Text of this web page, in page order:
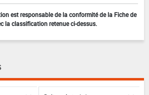
est responsable de la conformité de la Fiche de
la classification retenue ci-dessus.